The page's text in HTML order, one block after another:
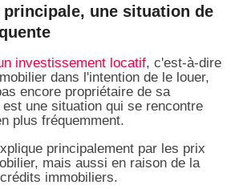
principale, une situation de
investissement locatif, c'est-à-dire
dans l'intention de le louer,
encore propriétaire de sa
une situation qui se rencontre
plus fréquemment.
principalement par les prix
mais aussi en raison de la
immobiliers.